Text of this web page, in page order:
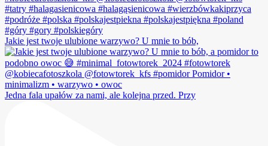
Jakie jest twoje ulubione warzywo? U mnie to bób,
Jedna fala upałów za nami, ale kolejna przed. Przy